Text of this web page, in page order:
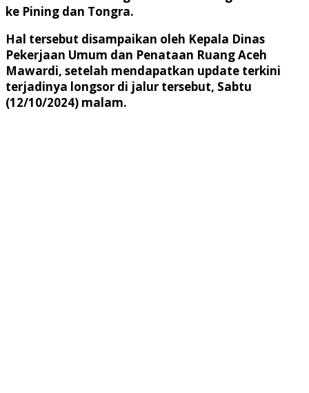
ke Pining dan Tongra.
Hal tersebut disampaikan oleh Kepala Dinas
Pekerjaan Umum dan Penataan Ruang Aceh
Mawardi, setelah mendapatkan update terkini
terjadinya longsor di jalur tersebut, Sabtu
(12/10/2024) malam.